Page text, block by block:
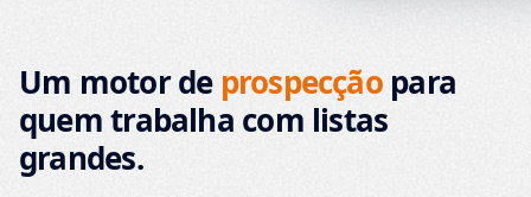
Um motor de prospecçãopara
quem trabalha com listas
grandes.